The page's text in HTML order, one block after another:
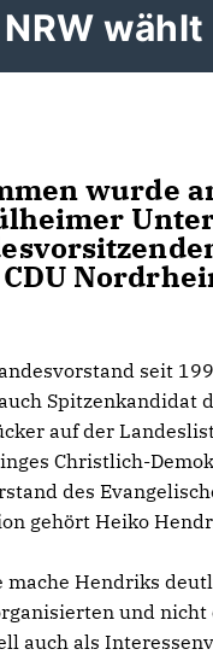
NRW
wurde
seit
Spitzenkandidat
auf der
Christlich-
des
gehört Heiko
Hendriks
und
auch als